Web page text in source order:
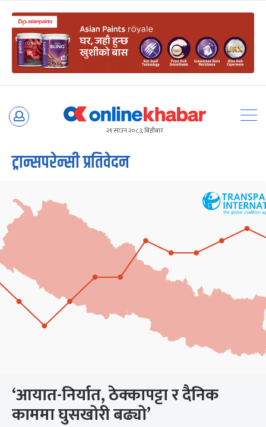
Skip
२१ साउन २०८३, बिहीबार
ट्रान्सपरेन्सी प्रतिवेदन
‘आयात-निर्यात, ठेक्कापट्टा र दैनिक
काममा घुसखोरी बढ्यो’